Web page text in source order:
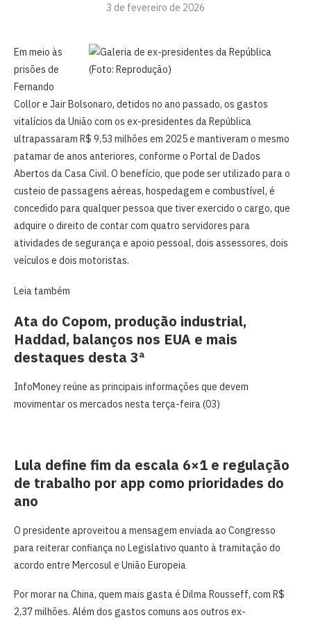
3 de fevereiro de 2026
Em meio às
prisões de
Fernando
Collor e Jair Bolsonaro, detidos no ano passado, os gastos
vitalícios da União com os ex-presidentes da República
ultrapassaram R$ 9,53 milhões em 2025 e mantiveram o mesmo
patamar de anos anteriores, conforme o Portal de Dados
Abertos da Casa Civil. O benefício, que pode ser utilizado para o
custeio de passagens aéreas, hospedagem e combustível, é
concedido para qualquer pessoa que tiver exercido o cargo, que
adquire o direito de contar com quatro servidores para
atividades de segurança e apoio pessoal, dois assessores, dois
veículos e dois motoristas.
Leia também
Ata do Copom, produção industrial,
Haddad, balanços nos EUA e mais
destaques desta 3ª
InfoMoney reúne as principais informações que devem
movimentar os mercados nesta terça-feira (03)
Lula define fim da escala 6×1 e regulação
de trabalho por app como prioridades do
ano
O presidente aproveitou a mensagem enviada ao Congresso
para ‌reiterar confiança no Legislativo quanto ‌à tramitação do
acordo entre Mercosul e União Europeia
Por morar na China, quem mais gasta é Dilma Rousseff, com R$
2,37 milhões. Além dos gastos comuns aos outros ex-